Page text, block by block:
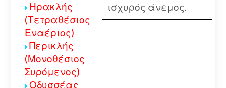
Ηρακλής
(Τετραθέσιος
Εναέριος)
Περικλής
(Μονοθέσιος
Συρόμενος)
Οδυσσέας
ισχυρός άνεμος.